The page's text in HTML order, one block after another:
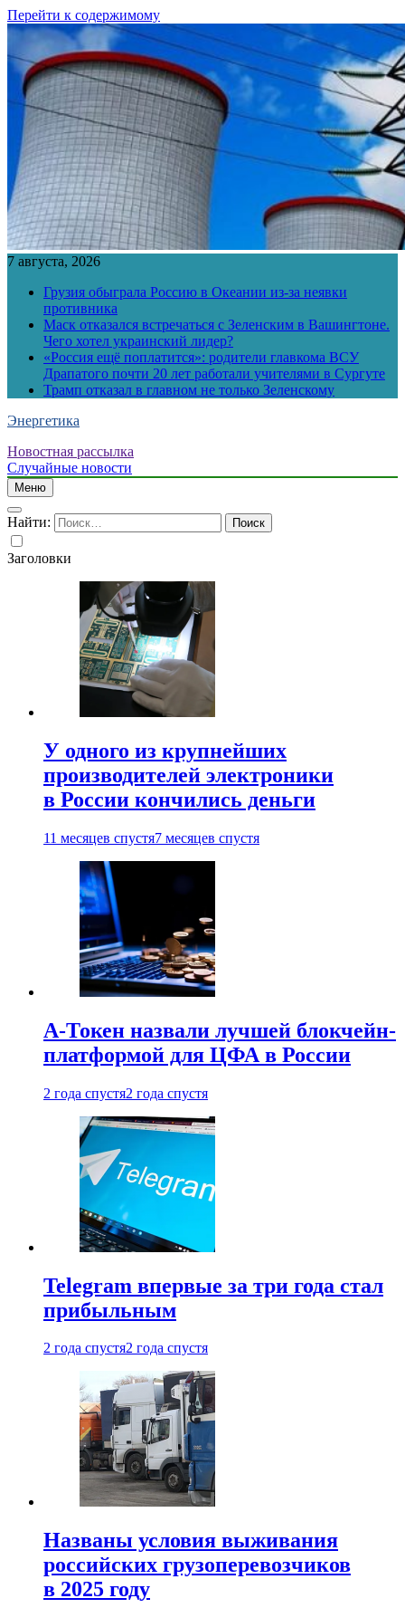
Перейти к содержимому
7 августа, 2026
Грузия обыграла Россию в Океании из-за неявки
противника
Маск отказался встречаться с Зеленским в Вашингтоне.
Чего хотел украинский лидер?
«Россия ещё поплатится»: родители главкома ВСУ
Драпатого почти 20 лет работали учителями в Сургуте
Трамп отказал в главном не только Зеленскому
Энергетика
Новостная рассылка
Случайные новости
Меню
Найти:
Заголовки
У одного из крупнейших
производителей электроники
в России кончились деньги
11 месяцев спустя7 месяцев спустя
А-Токен назвали лучшей блокчейн-
платформой для ЦФА в России
2 года спустя2 года спустя
Telegram впервые за три года стал
прибыльным
2 года спустя2 года спустя
Названы условия выживания
российских грузоперевозчиков
в 2025 году